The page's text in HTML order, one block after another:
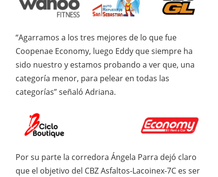
“Agarramos a los tres mejores de lo que fue
Coopenae Economy, luego Eddy que siempre ha
sido nuestro y estamos probando a ver que, una
categoría menor, para pelear en todas las
categorías” señaló Adriana.
Por su parte la corredora Ángela Parra dejó claro
que el objetivo del CBZ Asfaltos-Lacoinex-7C es ser